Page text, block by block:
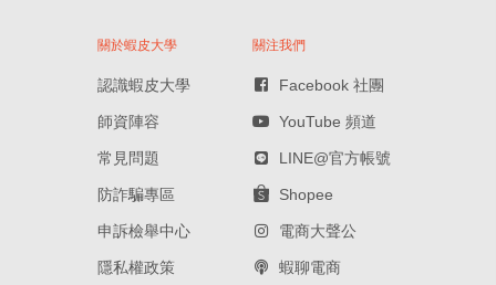
關於蝦皮大學
認識蝦皮大學
師資陣容
常見問題
防詐騙專區
申訴檢舉中心
隱私權政策
關注我們
Facebook 社團
YouTube 頻道
LINE@官方帳號
Shopee
電商大聲公
蝦聊電商